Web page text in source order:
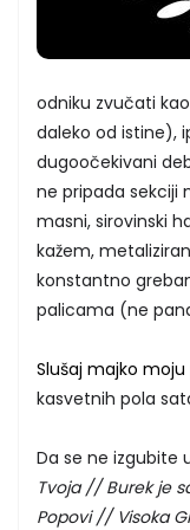
odniku zvučati
daleko od istine),
dugoočekivani
ne pripada sekciji
masni, sirovinski
kažem,
konstantno
palicama (ne
Slušaj majko
kasvetnih pola
Da se ne izgubite
Tvoja // Burek je
Popovi // Visoka